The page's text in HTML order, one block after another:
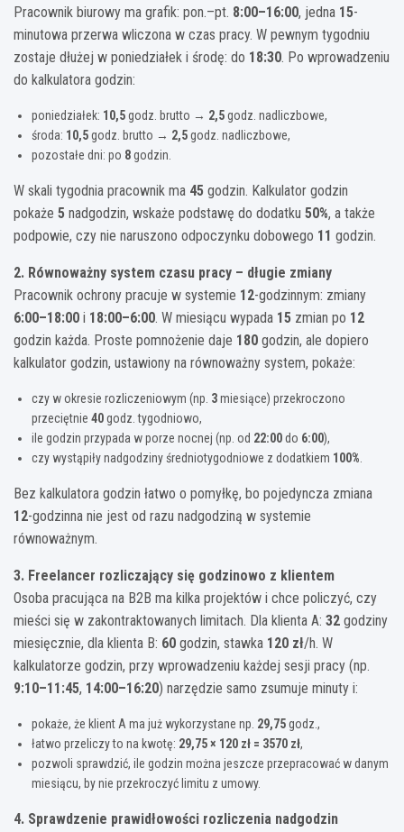
Pracownik biurowy ma grafik: pon.–pt. 8:00–16:00, jedna 15-
minutowa przerwa wliczona w czas pracy. W pewnym tygodniu
zostaje dłużej w poniedziałek i środę: do 18:30. Po wprowadzeniu
do kalkulatora godzin:
poniedziałek: 10,5godz. brutto → 2,5godz. nadliczbowe,
środa: 10,5godz. brutto → 2,5godz. nadliczbowe,
pozostałe dni: po 8godzin.
W skali tygodnia pracownik ma 45 godzin. Kalkulator godzin
pokaże 5 nadgodzin, wskaże podstawę do dodatku 50%, a także
podpowie, czy nie naruszono odpoczynku dobowego 11 godzin.
2. Równoważny system czasu pracy – długie zmiany
Pracownik ochrony pracuje w systemie 12-godzinnym: zmiany
6:00–18:00 i 18:00–6:00. W miesiącu wypada 15 zmian po 12
godzin każda. Proste pomnożenie daje 180 godzin, ale dopiero
kalkulator godzin, ustawiony na równoważny system, pokaże:
czy w okresie rozliczeniowym (np. 3miesiące) przekroczono
przeciętnie 40godz. tygodniowo,
ile godzin przypada w porze nocnej (np. od 22:00do 6:00),
czy wystąpiły nadgodziny średniotygodniowe z dodatkiem 100%.
Bez kalkulatora godzin łatwo o pomyłkę, bo pojedyncza zmiana
12-godzinna nie jest od razu nadgodziną w systemie
równoważnym.
3. Freelancer rozliczający się godzinowo z klientem
Osoba pracująca na B2B ma kilka projektów i chce policzyć, czy
mieści się w zakontraktowanych limitach. Dla klienta A: 32 godziny
miesięcznie, dla klienta B: 60 godzin, stawka 120 zł/h. W
kalkulatorze godzin, przy wprowadzeniu każdej sesji pracy (np.
9:10–11:45, 14:00–16:20) narzędzie samo zsumuje minuty i:
pokaże, że klient A ma już wykorzystane np. 29,75godz.,
łatwo przeliczy to na kwotę: 29,75 × 120 zł = 3570 zł,
pozwoli sprawdzić, ile godzin można jeszcze przepracować w danym
miesiącu, by nie przekroczyć limitu z umowy.
4. Sprawdzenie prawidłowości rozliczenia nadgodzin